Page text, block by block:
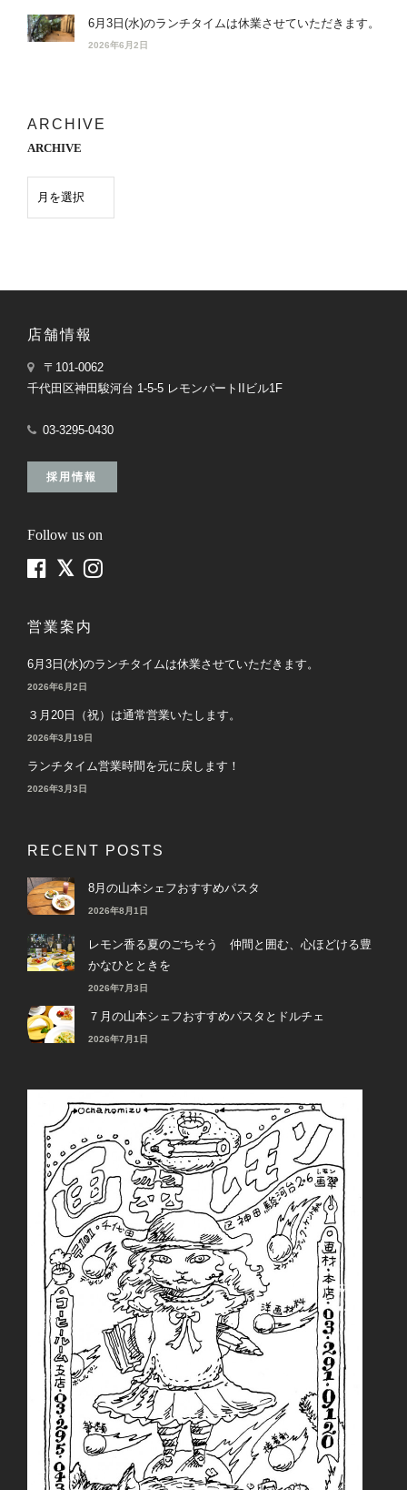
6月3日(水)のランチタイムは休業させていただきます。
2026年6月2日
ARCHIVE
ARCHIVE
店舗情報
〒101-0062
千代田区神田駿河台 1-5-5 レモンパートIIビル1F
03-3295-0430
採用情報
Follow us on
営業案内
6月3日(水)のランチタイムは休業させていただきます。
2026年6月2日
３月20日（祝）は通常営業いたします。
2026年3月19日
ランチタイム営業時間を元に戻します！
2026年3月3日
RECENT POSTS
8月の山本シェフおすすめパスタ
2026年8月1日
レモン香る夏のごちそう 仲間と囲む、心ほどける豊
かなひとときを
2026年7月3日
７月の山本シェフおすすめパスタとドルチェ
2026年7月1日